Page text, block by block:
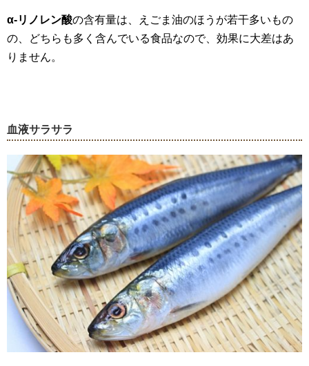
α-リノレン酸の含有量は、えごま油のほうが若干多いもの
の、どちらも多く含んでいる食品なので、効果に大差はあ
りません。
血液サラサラ